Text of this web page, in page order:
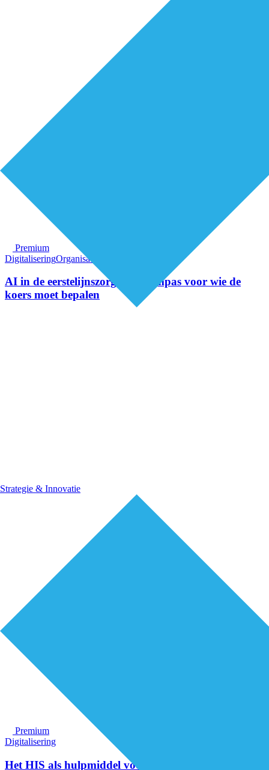
Strategie & Innovatie
Premium
DigitaliseringOrganisatie van zorg
AI in de eerstelijnszorg: een kompas voor wie de
koers moet bepalen
Premium
Digitalisering
Het HIS als hulpmiddel voor onderlinge afstemming